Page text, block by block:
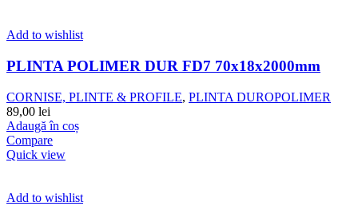
Add to wishlist
PLINTA POLIMER DUR FD7 70x18x2000mm
CORNISE, PLINTE & PROFILE, PLINTA DUROPOLIMER
89,00 lei
Adaugă în coș
Compare
Quick view
Add to wishlist